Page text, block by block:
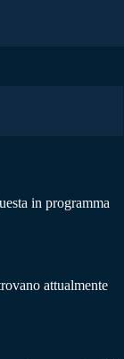
in programma
attualmente